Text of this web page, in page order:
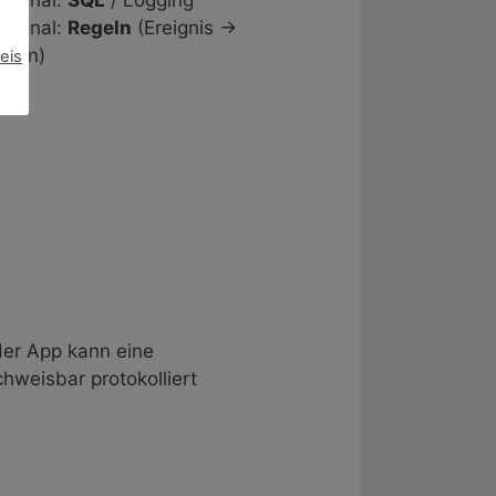
Regeln (Ereignis →
App kann eine
protokolliert